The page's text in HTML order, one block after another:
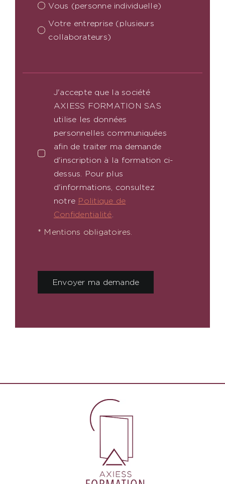
Vous (personne individuelle)
Votre entreprise (plusieurs
collaborateurs)
J'accepte que la société
AXIESS FORMATION SAS
utilise les données
personnelles communiquées
afin de traiter ma demande
d'inscription à la formation ci-
dessus. Pour plus
d'informations, consultez
notre Politique de
Confidentialité.
* Mentions obligatoires.
Envoyer ma demande